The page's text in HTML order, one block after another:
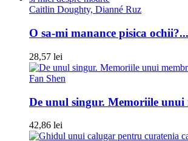
Caitlin Doughty, Dianné Ruz
O sa-mi manance pisica ochii?...
28,57 lei
Fan Shen
De unul singur. Memoriile unui
42,86 lei